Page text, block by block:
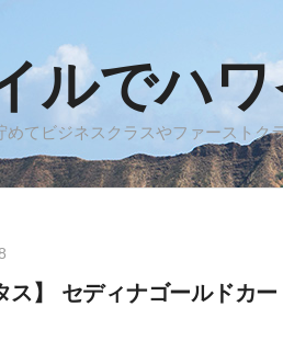
ルでハ
めてビジネスクラスやファーストク
ス】 セディナゴールドカ